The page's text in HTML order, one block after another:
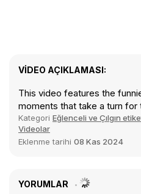
VIDEO AÇIKLAMASI:
This video features the
moments that take a turn for
Kategori Eğlenceli ve Çılgın
Videolar
Eklenme tarihi 08 Kas 2024
YORUMLAR